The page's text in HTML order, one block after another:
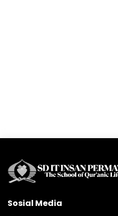
Sosial Media